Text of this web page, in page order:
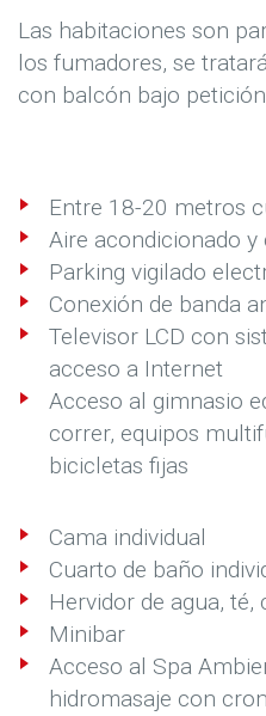
Las habitaciones son
los fumadores, se
con balcón bajo
Entre 18-20 metros
Aire acondicionado
Parking vigilado
Conexión de banda
Televisor LCD con
acceso a Internet
Acceso al gimnasio
correr, equipos
bicicletas fijas
Cama individual
Cuarto de baño
Hervidor de agua, té,
Minibar
Acceso al Spa
hidromasaje con